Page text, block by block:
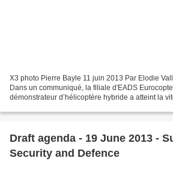
X3 photo Pierre Bayle 11 juin 2013 Par Elodie
Dans un communiqué, la filiale d'EADS
démonstrateur d’hélicoptère hybride a atteint la
Draft agenda - 19 June 2013 -
Security and Defence